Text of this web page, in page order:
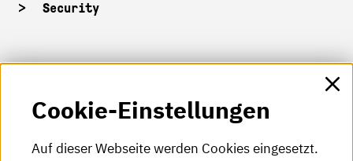
Security
HKA-Shop
HKA-Videos
HKA-Podcast
Cookie-Einstellungen
Auf dieser Webseite werden Cookies eingesetzt.